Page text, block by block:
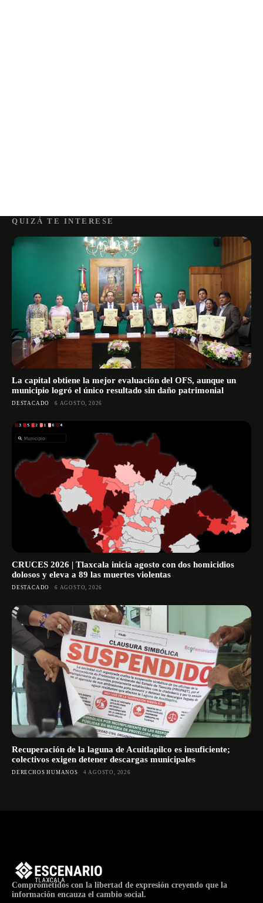
QUIZÁ TE INTERESE
La capital obtiene la mejor evaluación del OFS, aunque un
municipio logró el único resultado sin daño patrimonial
DESTACADO 6 AGOSTO, 2026
CRUCES 2026 | Tlaxcala inicia agosto con dos homicidios
dolosos y eleva a 89 las muertes violentas
DESTACADO 6 AGOSTO, 2026
Recuperación de la laguna de Acuitlapilco es insuficiente;
colectivos exigen detener descargas municipales
DERECHOS HUMANOS 4 AGOSTO, 2026
Comprometidos con la libertad de expresión creyendo que la
información encauza el cambio social.